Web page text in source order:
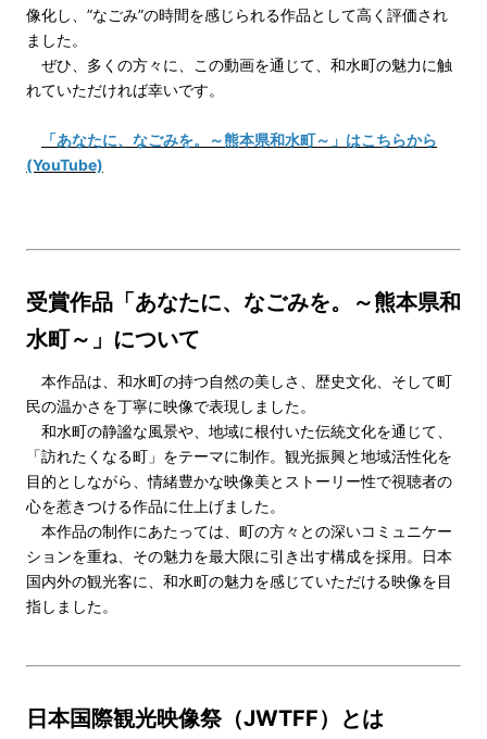
像化し、”なごみ”の時間を感じられる作品として高く評価され
ました。
ぜひ、多くの方々に、この動画を通じて、和水町の魅力に触
れていただければ幸いです。
「あなたに、なごみを。～熊本県和水町～」はこちらから
(YouTube)
受賞作品「あなたに、なごみを。～熊本県和
水町～」について
本作品は、和水町の持つ自然の美しさ、歴史文化、そして町
民の温かさを丁寧に映像で表現しました。
和水町の静謐な風景や、地域に根付いた伝統文化を通じて、
「訪れたくなる町」をテーマに制作。観光振興と地域活性化を
目的としながら、情緒豊かな映像美とストーリー性で視聴者の
心を惹きつける作品に仕上げました。
本作品の制作にあたっては、町の方々との深いコミュニケー
ションを重ね、その魅力を最大限に引き出す構成を採用。日本
国内外の観光客に、和水町の魅力を感じていただける映像を目
指しました。
日本国際観光映像祭（JWTFF）とは